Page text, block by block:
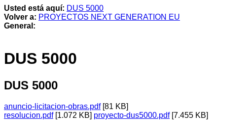
Usted está aquí: DUS 5000
Volver a: PROYECTOS NEXT GENERATION EU
General:
DUS 5000
DUS 5000
anuncio-licitacion-obras.pdf[81 KB]
resolucion.pdf[1.072 KB] proyecto-dus5000.pdf[7.455 KB]